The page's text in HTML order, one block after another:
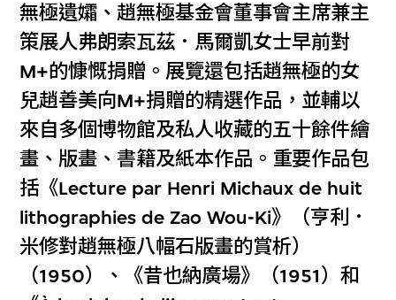
無極遺孀、趙無極基金會董事會主席兼主
策展人弗朗索瓦茲．馬爾凱女士早前對
M+的慷慨捐贈。展覽還包括趙無極的女
兒趙善美向M+捐贈的精選作品，並輔以
來自多個博物館及私人收藏的五十餘件繪
畫、版畫、書籍及紙本作品。重要作品包
括《Lecture par Henri Michaux de huit
lithographies de Zao Wou-Ki》（亨利．
米修對趙無極八幅石版畫的賞析）
（1950）、《昔也納廣場》（1951）和